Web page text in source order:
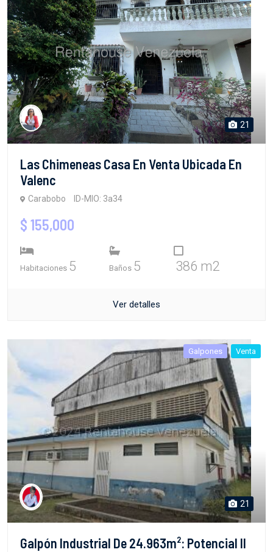
21
Las Chimeneas Casa En Venta Ubicada En
Valenc
Carabobo ID-MIO: 3a34
$ 155,000
Habitaciones 5 Baños 5 386 m2
Ver detalles
Galpones Venta
21
Galpón Industrial De 24.963m²: Potencial Il